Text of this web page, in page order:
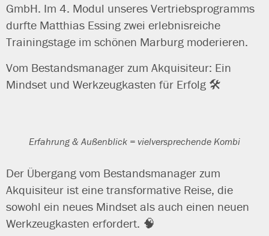
GmbH. Im 4. Modul unse­res Vertriebsprogramms
durf­te Matthias Essing zwei erleb­nis­rei­che
Trainingstage im schö­nen Marburg moderieren.
Vom Bestandsmanager zum Akquisiteur: Ein
Mindset und Werkzeugkasten für Erfolg 🛠️
Erfahrung & Außenblick = viel­ver­spre­chen­de Kombi
Der Übergang vom Bestandsmanager zum
Akquisiteur ist eine trans­for­ma­ti­ve Reise, die
sowohl ein neu­es Mindset als auch einen neu­en
Werkzeugkasten erfordert. 🧠